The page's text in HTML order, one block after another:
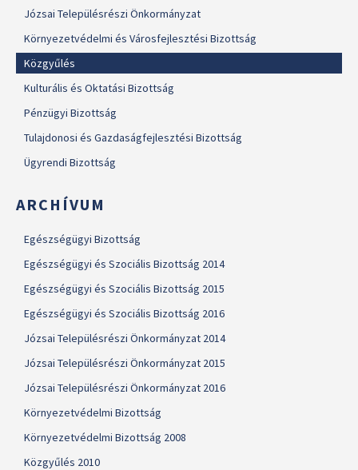
Józsai Településrészi Önkormányzat
Környezetvédelmi és Városfejlesztési Bizottság
Közgyűlés
Kulturális és Oktatási Bizottság
Pénzügyi Bizottság
Tulajdonosi és Gazdaságfejlesztési Bizottság
Ügyrendi Bizottság
ARCHÍVUM
Egészségügyi Bizottság
Egészségügyi és Szociális Bizottság 2014
Egészségügyi és Szociális Bizottság 2015
Egészségügyi és Szociális Bizottság 2016
Józsai Településrészi Önkormányzat 2014
Józsai Településrészi Önkormányzat 2015
Józsai Településrészi Önkormányzat 2016
Környezetvédelmi Bizottság
Környezetvédelmi Bizottság 2008
Közgyűlés 2010